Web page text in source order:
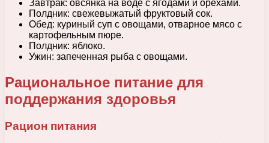
Завтрак: овсянка на воде с ягодами и орехами.
Полдник: свежевыжатый фруктовый сок.
Обед: куриный суп с овощами, отварное мясо с
картофельным пюре.
Полдник: яблоко.
Ужин: запеченная рыба с овощами.
Рациональное питание для
поддержания здоровья
Рацион питания